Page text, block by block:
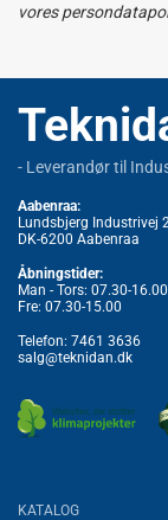
vores
- Leverandør til
Aabenraa:
Lundsbjerg Industrivej
DK-6200 Aabenraa
Åbningstider:
Man - Tors: 07.30-16.00
Fre: 07.30-15.00
Telefon: 7461 3636
salg@teknidan.dk
KATALOG